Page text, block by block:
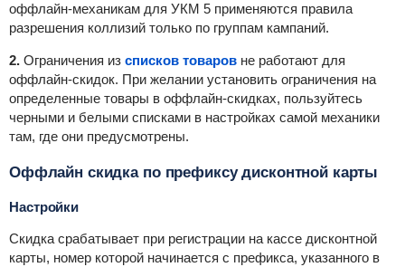
оффлайн-механикам для УКМ 5 применяются правила
разрешения коллизий только по группам кампаний.
2. Ограничения из списков товаровне работают для
оффлайн-скидок. При желании установить ограничения на
определенные товары в оффлайн-скидках, пользуйтесь
черными и белыми списками в настройках самой механики
там, где они предусмотрены.
Оффлайн скидка по префиксу дисконтной карты
Настройки
Скидка срабатывает при регистрации на кассе дисконтной
карты, номер которой начинается с префикса, указанного в